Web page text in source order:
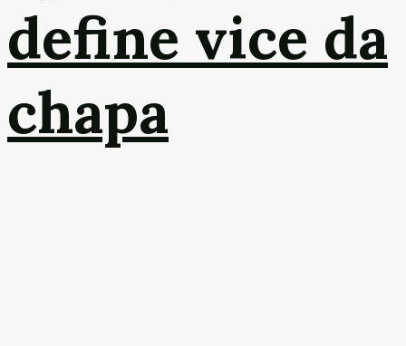
define vice da
chapa